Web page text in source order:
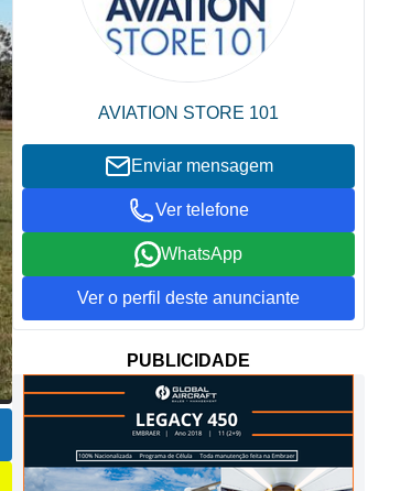
AVIATION STORE 101
Enviar mensagem
Ver telefone
WhatsApp
Ver o perfil deste anunciante
PUBLICIDADE